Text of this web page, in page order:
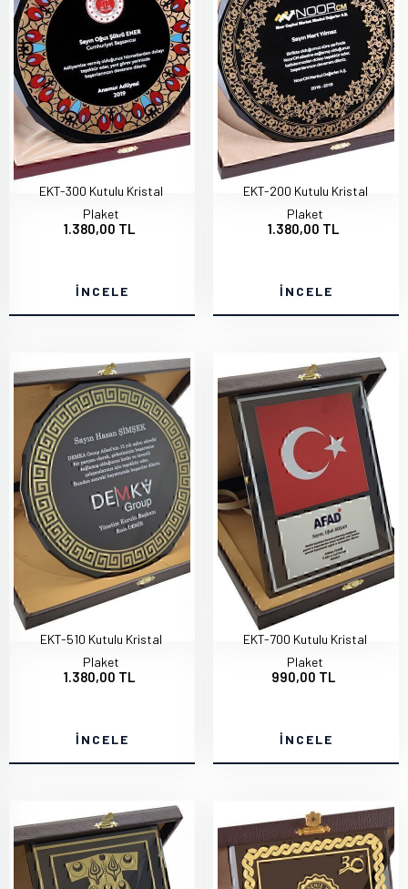
EKT-300 Kutulu Kristal
Plaket
1.380,00 TL
İNCELE
EKT-200 Kutulu Kristal
Plaket
1.380,00 TL
İNCELE
EKT-510 Kutulu Kristal
Plaket
1.380,00 TL
İNCELE
EKT-700 Kutulu Kristal
Plaket
990,00 TL
İNCELE